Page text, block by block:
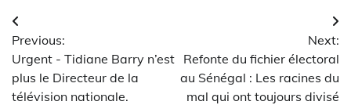
Navigation
de
l’article
Previous:
Urgent - Tidiane Barry n’est
plus le Directeur de la
télévision nationale.
Next:
Refonte du fichier électoral
au Sénégal : Les racines du
mal qui ont toujours divisé